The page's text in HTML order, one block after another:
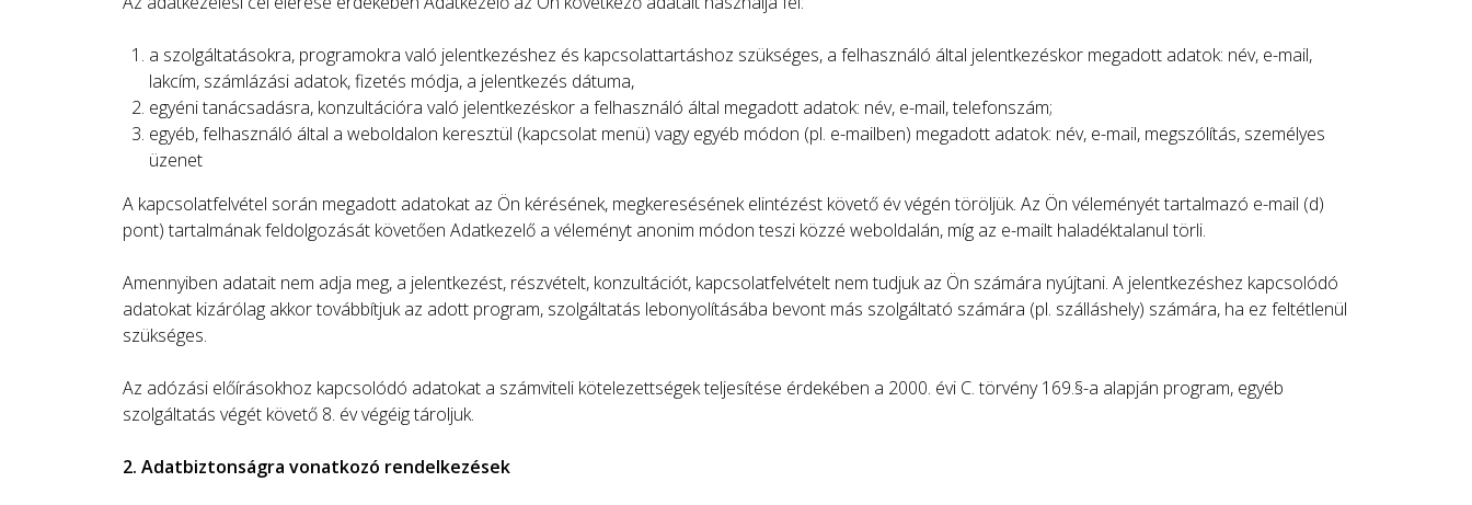
a szolgáltatásokra, programokra való jelentkezéshez és kapcsolattartáshoz szükséges, a felhasználó által jelentkezéskor megadott adatok: név, e-mail,
lakcím, számlázási adatok, fizetés módja, a jelentkezés dátuma,
egyéni tanácsadásra, konzultációra való jelentkezéskor a felhasználó által megadott adatok: név, e-mail, telefonszám;
egyéb, felhasználó által a weboldalon keresztül (kapcsolat menü) vagy egyéb módon (pl. e-mailben) megadott adatok: név, e-mail, megszólítás, személyes
üzenet
A kapcsolatfelvétel során megadott adatokat az Ön kérésének, megkeresésének elintézést követő év végén töröljük. Az Ön véleményét tartalmazó e-mail (d)
pont) tartalmának feldolgozását követően Adatkezelő a véleményt anonim módon teszi közzé weboldalán, míg az e-mailt haladéktalanul törli.
Amennyiben adatait nem adja meg, a jelentkezést, részvételt, konzultációt, kapcsolatfelvételt nem tudjuk az Ön számára nyújtani. A jelentkezéshez kapcsolódó
adatokat kizárólag akkor továbbítjuk az adott program, szolgáltatás lebonyolításába bevont más szolgáltató számára (pl. szálláshely) számára, ha ez feltétlenül
szükséges.
Az adózási előírásokhoz kapcsolódó adatokat a számviteli kötelezettségek teljesítése érdekében a 2000. évi C. törvény 169.§-a alapján program, egyéb
szolgáltatás végét követő 8. év végéig tároljuk.
2. Adatbiztonságra vonatkozó rendelkezések